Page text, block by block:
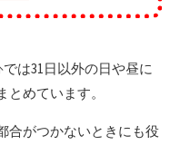
は31日以外の日や昼に
めています。
合がつかないときにも役